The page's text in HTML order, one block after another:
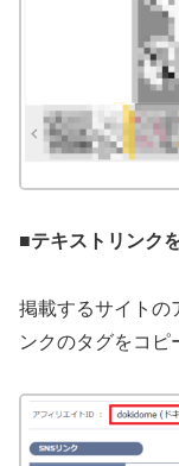
■テキストリンク
掲載するサイトの
ンクのタグをコピ